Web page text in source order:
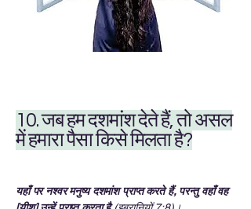
10. जब हम दशमांश देते हैं, तो असल
में हमारा पैसा किसे मिलता है?
यहाँ पर नश्वर मनुष्य दशमांश प्राप्त करते हैं, परन्तु वहाँ वह